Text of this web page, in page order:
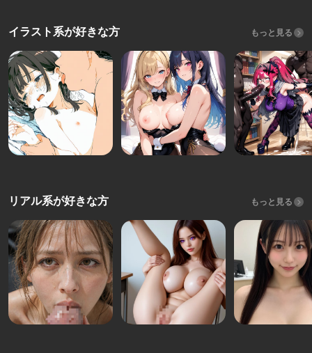
イラスト系が好きな方 もっと見る
リアル系が好きな方 もっと見る